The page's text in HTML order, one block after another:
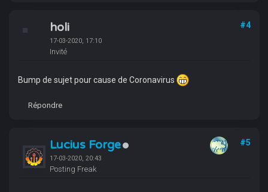
holi
17-03-2020, 17:10
Invité
#4
Bump de sujet pour cause de Coronavirus
Répondre
Lucius Forge
17-03-2020, 20:43
Posting Freak
#5